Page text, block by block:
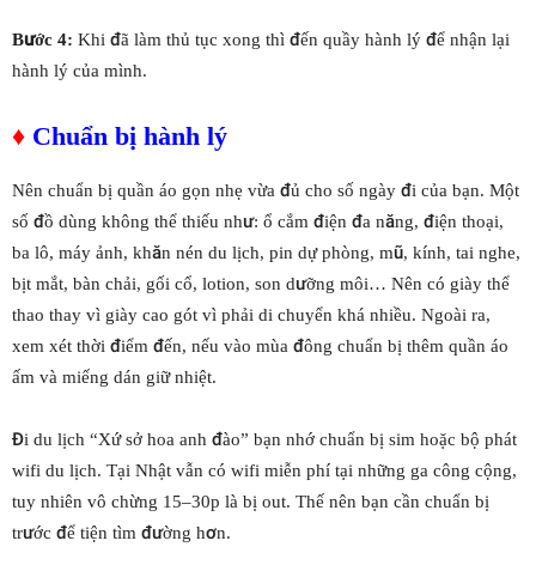
Bước 4: Khi đã làm thủ tục xong thì đến quầy hành lý để nhận lại
hành lý của mình.
♦ Chuẩn bị hành lý
Nên chuẩn bị quần áo gọn nhẹ vừa đủ cho số ngày đi của bạn. Một
số đồ dùng không thể thiếu như: ổ cắm điện đa năng, điện thoại,
ba lô, máy ảnh, khăn nén du lịch, pin dự phòng, mũ, kính, tai nghe,
bịt mắt, bàn chải, gối cổ, lotion, son dưỡng môi… Nên có giày thể
thao thay vì giày cao gót vì phải di chuyển khá nhiều. Ngoài ra,
xem xét thời điểm đến, nếu vào mùa đông chuẩn bị thêm quần áo
ấm và miếng dán giữ nhiệt.
Đi du lịch “Xứ sở hoa anh đào” bạn nhớ chuẩn bị sim hoặc bộ phát
wifi du lịch. Tại Nhật vẫn có wifi miễn phí tại những ga công cộng,
tuy nhiên vô chừng 15–30p là bị out. Thế nên bạn cần chuẩn bị
trước để tiện tìm đường hơn.